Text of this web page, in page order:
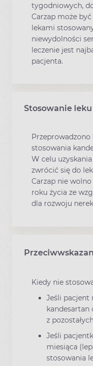
tygodniowych,
Carzap może
lekami
niewydolności
leczenie jest
pacjenta.
Stosowanie
stosowania
W celu
zwrócić się do
Carzap nie
roku życia ze
dla rozwoju
Kiedy nie
Jeśli pacjent
z
Jeśli
miesiąca
stosowania